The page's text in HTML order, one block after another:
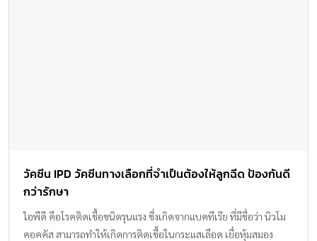
วัคซีน IPD วัคซีนทางเลือกที่จำเป็นต้องให้ลูกฉีด ป้องกันดี
กว่ารักษา
ไอพีดี คือโรคติดเชื้อชนิดรุนแรง ซึ่งเกิดจากแบคทีเรีย ที่มีชื่อว่า นิวโม
คอคคัส สามารถทำให้เกิดการติดเชื้อในกระแสเลือด เยื่อหุ้มสมอง